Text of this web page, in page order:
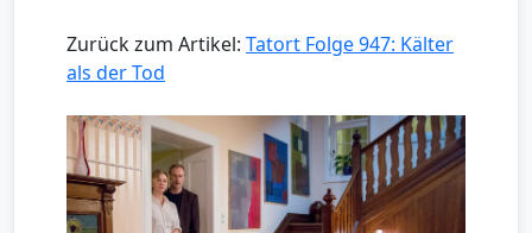
Zurück zum Artikel: Tatort Folge 947: Kälter
als der Tod